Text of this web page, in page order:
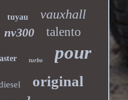
tuyau vauxhall
nv300 talento
turbo pour
original